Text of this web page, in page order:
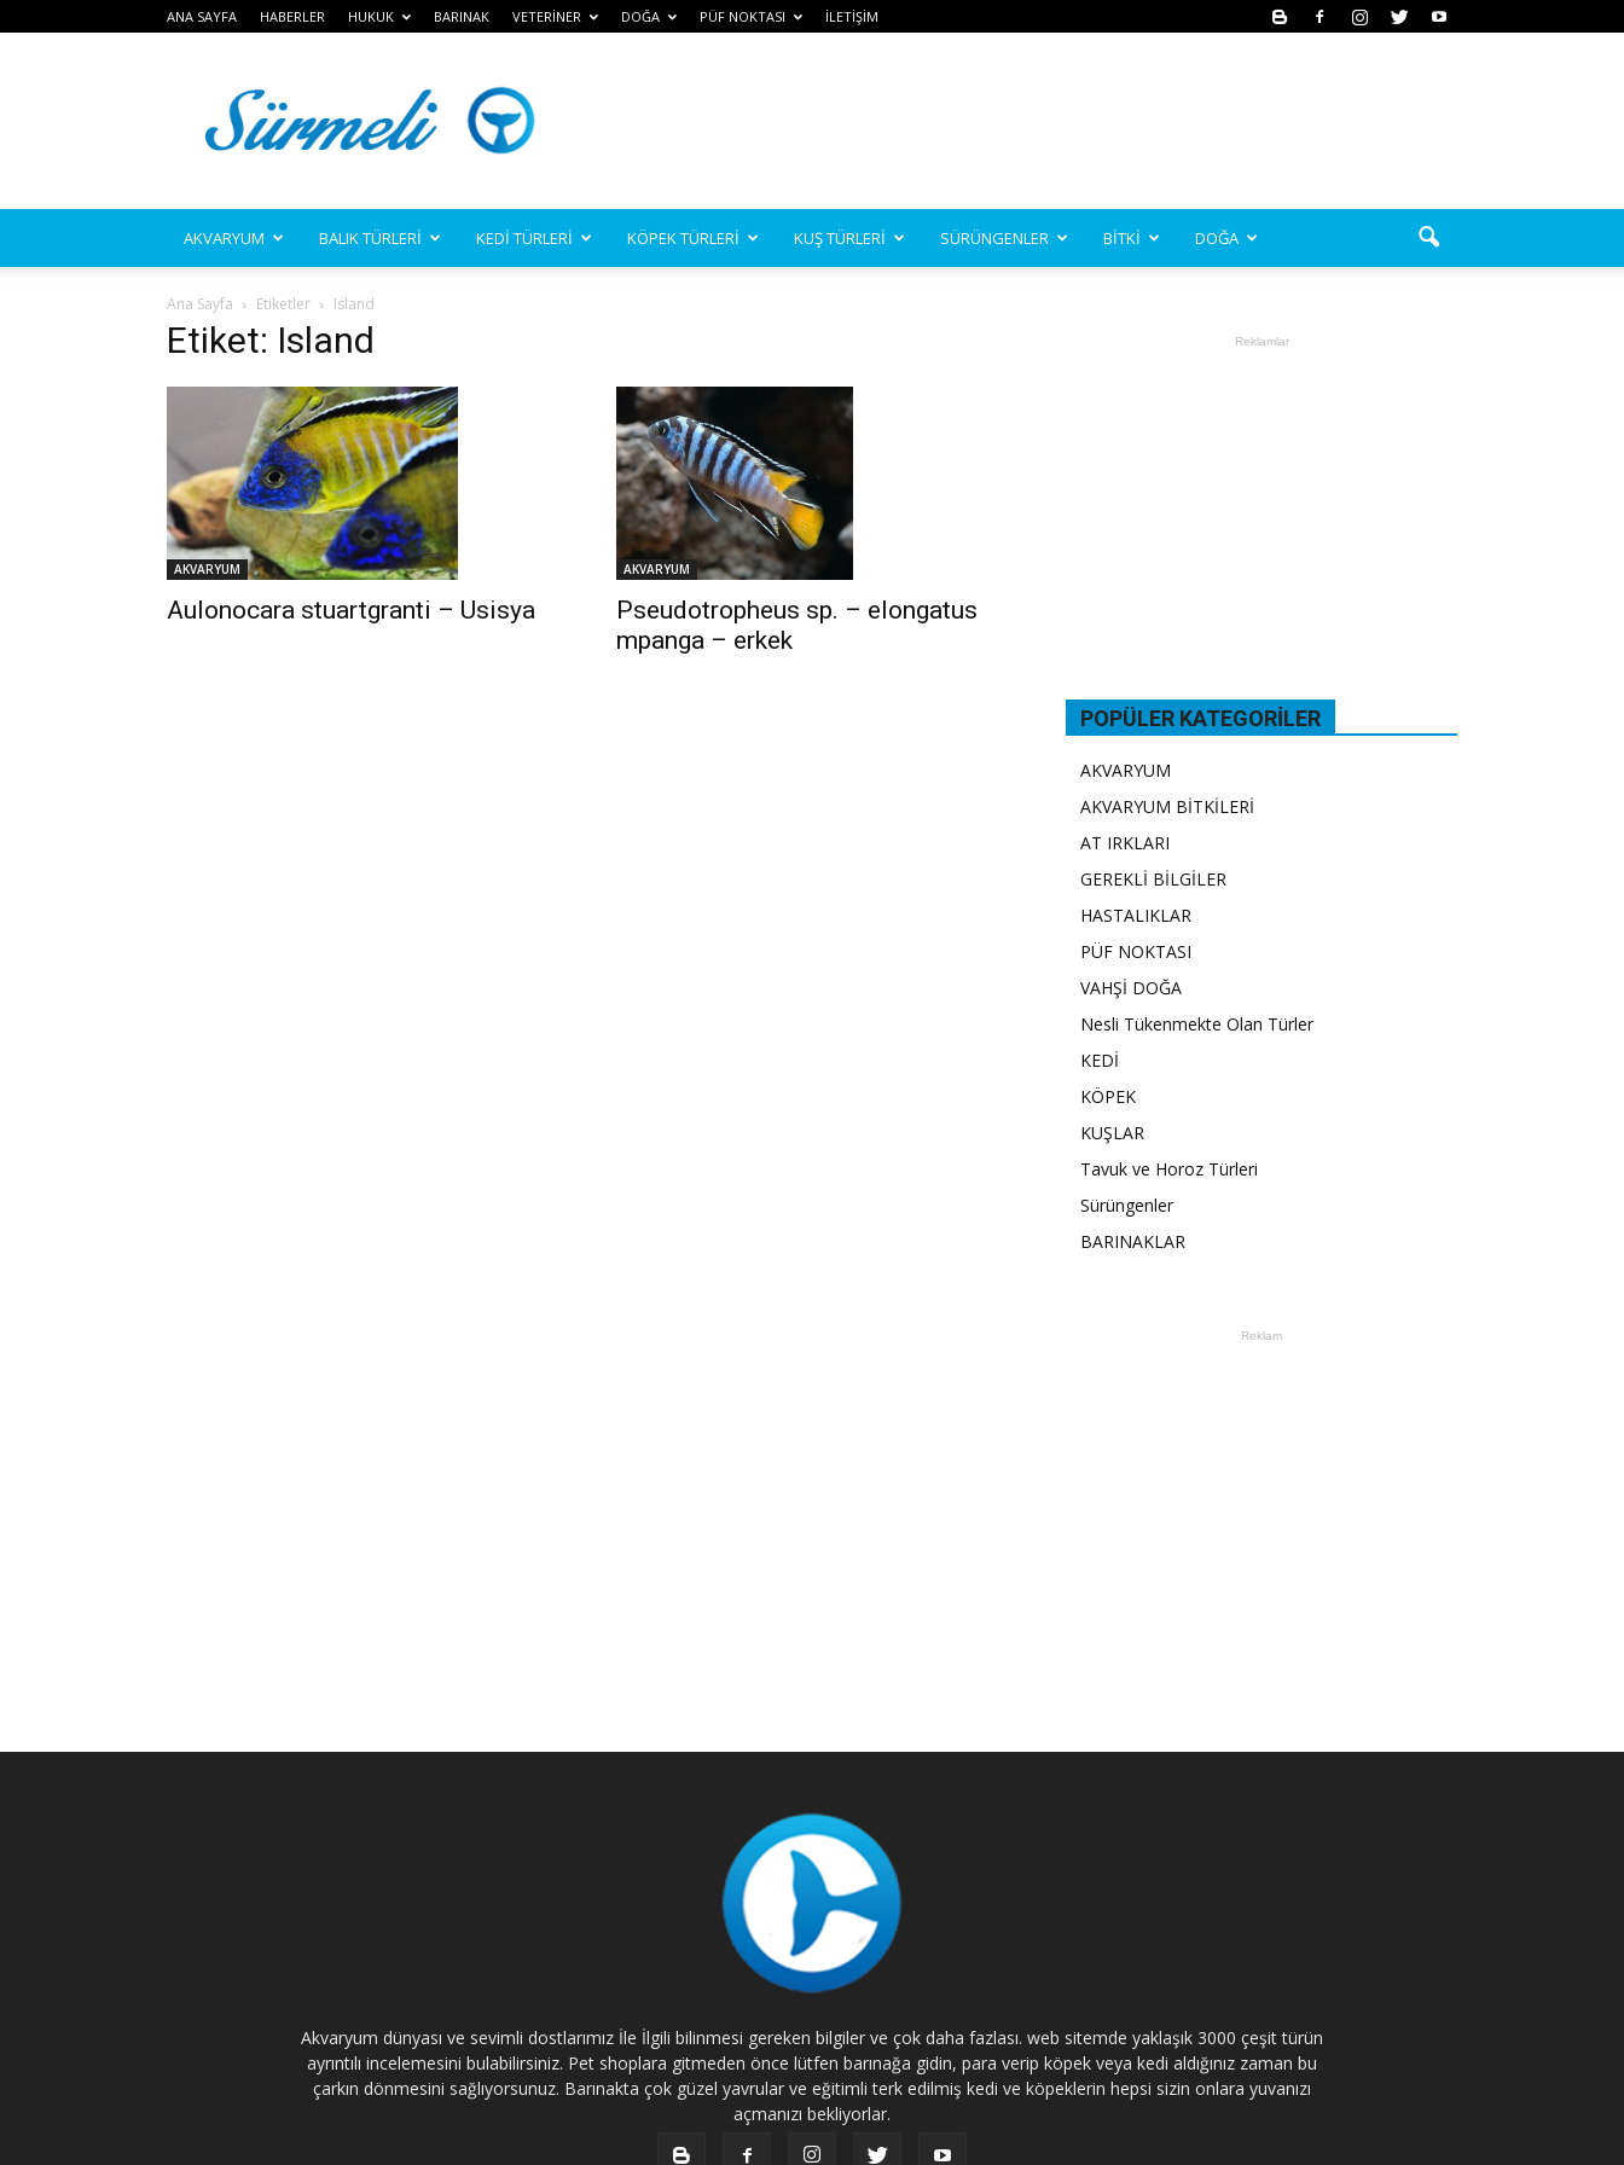
ANA SAYFA HABERLER HUKUK BARINAK VETERİNER DOĞA PÜF NOKTASI İLETİŞİM
AKVARYUM BALIK TÜRLERİ KEDİ TÜRLERİ KÖPEK TÜRLERİ KUŞ TÜRLERİ SÜRÜNGENLER BİTKİ DOĞA
Ana Sayfa Etiketler Island
Etiket: Island
AKVARYUM
Aulonocara stuartgranti – Usisya
AKVARYUM
Pseudotropheus sp. – elongatus
mpanga – erkek
Reklamlar
POPÜLER KATEGORILER
AKVARYUM
AKVARYUM BİTKİLERİ
AT IRKLARI
GEREKLİ BİLGİLER
HASTALIKLAR
PÜF NOKTASI
VAHŞİ DOĞA
Nesli Tükenmekte Olan Türler
KEDİ
KÖPEK
KUŞLAR
Tavuk ve Horoz Türleri
Sürüngenler
BARINAKLAR
Reklam
Akvaryum dünyası ve sevimli dostlarımız İle İlgili bilinmesi gereken bilgiler ve çok daha fazlası. web sitemde yaklaşık 3000 çeşit türün
ayrıntılı incelemesini bulabilirsiniz. Pet shoplara gitmeden önce lütfen barınağa gidin, para verip köpek veya kedi aldığınız zaman bu
çarkın dönmesini sağlıyorsunuz. Barınakta çok güzel yavrular ve eğitimli terk edilmiş kedi ve köpeklerin hepsi sizin onlara yuvanızı
açmanızı bekliyorlar.